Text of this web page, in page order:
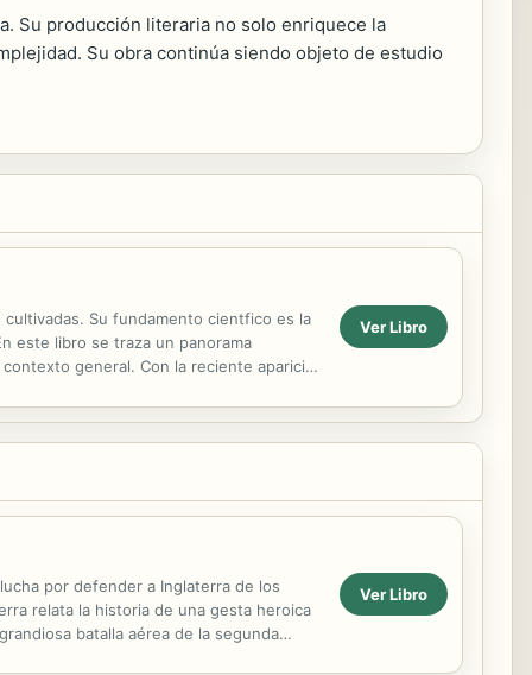
Su producción literaria no solo enriquece la
Su obra continúa siendo objeto de estudio
Su fundamento cientfico es la
este libro se traza un panorama
general. Con la reciente aparicin
Ver Libro
por defender a Inglaterra de los
relata la historia de una gesta heroica
batalla aérea de la segunda
Ver Libro